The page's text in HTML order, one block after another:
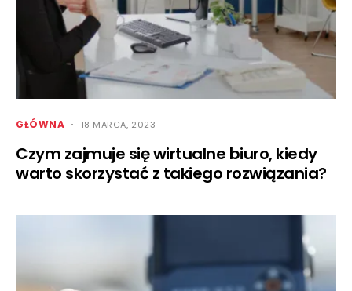
GŁÓWNA 18 MARCA, 2023
Czym zajmuje się wirtualne biuro, kiedy
warto skorzystać z takiego rozwiązania?